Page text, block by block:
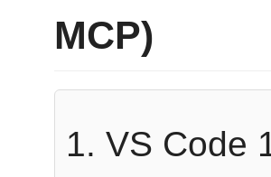
MCP)
VS Code